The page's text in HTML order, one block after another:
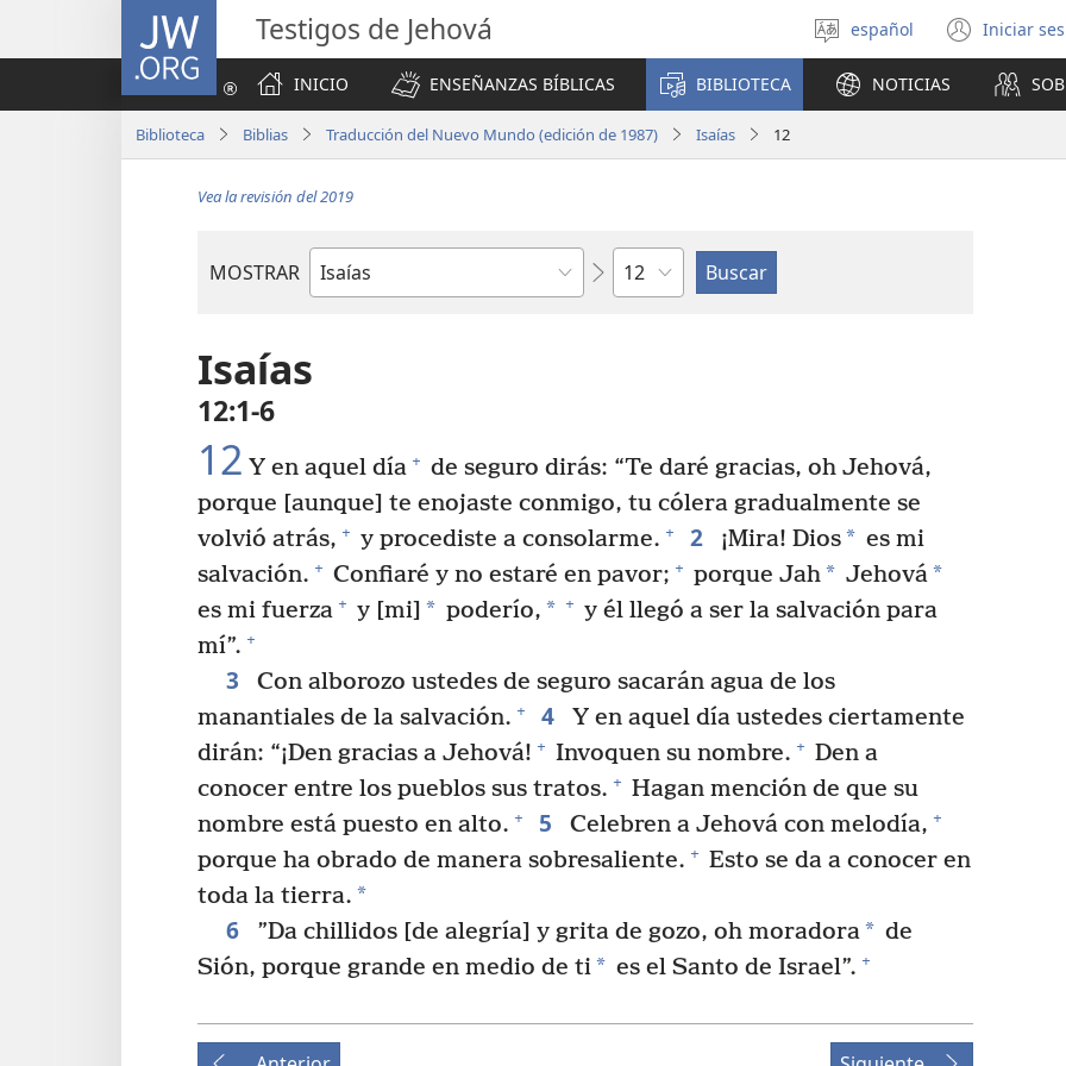
JW.ORG Testigos de Jehová
Seleccionar
idioma
español Iniciar(abre
una
nueva
INICIO
ENSEÑANZAS BÍBLICAS BIBLIOTECA NOTICIAS
Biblioteca Biblias Traducción del Nuevo Mundo (edición de 1987) Isaías 12
Vea la revisión del 2019
MOSTRAR
Libro
Biblia
Capítulo
Isaías
12:1-6
12 Y en aquel día + de seguro dirás: “Te daré gracias, oh Jehová,
porque [aunque] te enojaste conmigo, tu cólera gradualmente se
volvió atrás, + y procediste a consolarme. + 2 ¡Mira! Dios* es mi
salvación. + Confiaré y no estaré en pavor; + porque Jah* Jehová*
es mi fuerza + y [mi] * poderío, * + y él llegó a ser la salvación para
mí”. +
3
Con alborozo ustedes de seguro sacarán agua de los
manantiales de la salvación. + 4
Y en aquel día ustedes ciertamente
dirán: “¡Den gracias a Jehová! + Invoquen su nombre. + Den a
conocer entre los pueblos sus tratos. + Hagan mención de que su
nombre está puesto en alto. + 5 Celebren a Jehová con melodía, +
porque ha obrado de manera sobresaliente. + Esto se da a conocer en
toda la tierra. *
6 ”Da chillidos [de alegría] y grita de gozo, oh moradora* de
Sión, porque grande en medio de ti* es el Santo de Israel”. +